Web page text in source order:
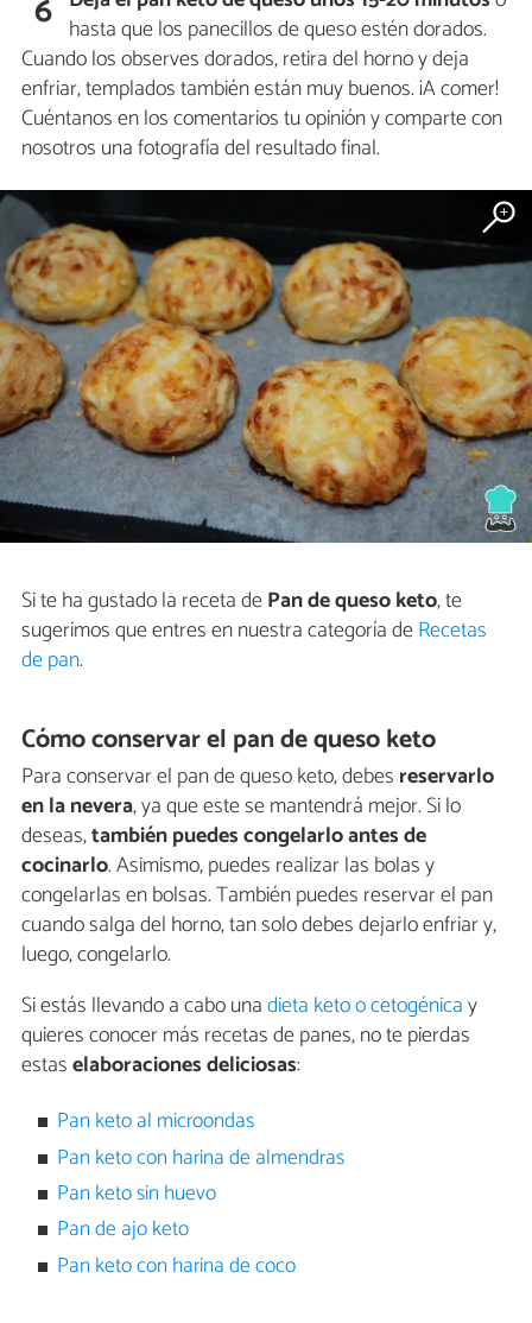
6 hasta que los panecillos de queso estén dorados.
Cuando los observes dorados, retira del horno y deja
enfriar, templados también están muy buenos. ¡A comer!
Cuéntanos en los comentarios tu opinión y comparte con
nosotros una fotografía del resultado final.
Si te ha gustado la receta dePan de queso keto, te
sugerimos que entres en nuestra categoría deRecetas
de pan.
Cómo conservar el pan de queso keto
Para conservar el pan de queso keto, debes reservarlo
en la nevera, ya que este se mantendrá mejor. Si lo
deseas,también puedes congelarlo antes de
cocinarlo. Asimismo, puedes realizar las bolas y
congelarlas en bolsas. También puedes reservar el pan
cuando salga del horno, tan solo debes dejarlo enfriar y,
luego, congelarlo.
Si estás llevando a cabo unadieta keto o cetogénicay
quieres conocer más recetas de panes, no te pierdas
estaselaboraciones deliciosas:
Pan keto al microondas
Pan keto con harina de almendras
Pan keto sin huevo
Pan de ajo keto
Pan keto con harina de coco